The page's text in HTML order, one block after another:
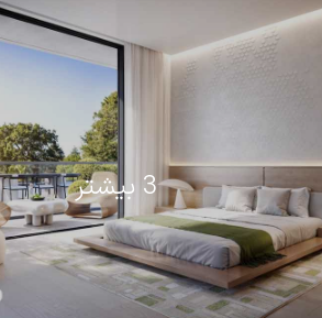
3 بیشتر